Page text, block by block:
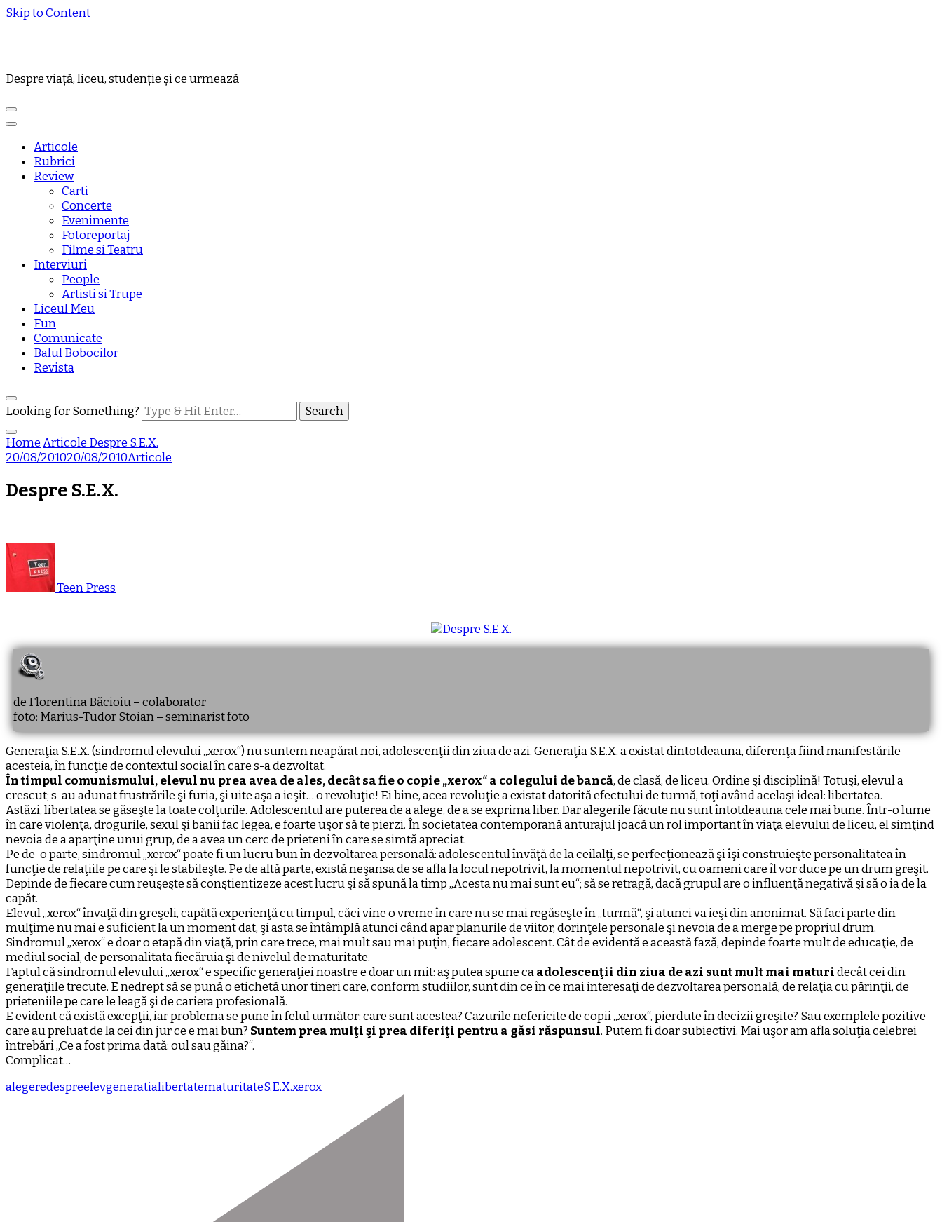
Skip to Content
Despre viață, liceu, studenție și ce urmează
Articole
Rubrici
Review
Carti
Concerte
Evenimente
Fotoreportaj
Filme si Teatru
Interviuri
People
Artisti si Trupe
Liceul Meu
Fun
Comunicate
Balul Bobocilor
Revista
Looking for Something?
HomeArticole Despre S.E.X.
20/08/201020/08/2010Articole
Despre S.E.X.
Teen Press
de Florentina Băcioiu – colaborator
foto: Marius-Tudor Stoian – seminarist foto
Generaţia S.E.X. (sindromul elevului „xerox“) nu suntem neapărat noi, adolescenţii din ziua de azi. Generaţia S.E.X. a existat dintotdeauna, diferenţa fiind manifestările
acesteia, în funcţie de contextul social în care s-a dezvoltat.
În timpul comunismului, elevul nu prea avea de ales, decât sa fie o copie „xerox“ a colegului de bancă, de clasă, de liceu. Ordine şi disciplină! Totuşi, elevul a
crescut; s-au adunat frustrările şi furia, şi uite aşa a ieşit… o revoluţie! Ei bine, acea revoluţie a existat datorită efectului de turmă, toţi având acelaşi ideal: libertatea.
Astăzi, libertatea se găseşte la toate colţurile. Adolescentul are puterea de a alege, de a se exprima liber. Dar alegerile făcute nu sunt întotdeauna cele mai bune. Într-o lume
în care violenţa, drogurile, sexul şi banii fac legea, e foarte uşor să te pierzi. În societatea contemporană anturajul joacă un rol important în viaţa elevului de liceu, el simţind
nevoia de a aparţine unui grup, de a avea un cerc de prieteni în care se simtă apreciat.
Pe de-o parte, sindromul „xerox“ poate fi un lucru bun în dezvoltarea personală: adolescentul învăţă de la ceilalţi, se perfecţionează şi îşi construieşte personalitatea în
funcţie de relaţiile pe care şi le stabileşte. Pe de altă parte, există neşansa de se afla la locul nepotrivit, la momentul nepotrivit, cu oameni care îl vor duce pe un drum greşit.
Depinde de fiecare cum reuşeşte să conştientizeze acest lucru şi să spună la timp „Acesta nu mai sunt eu“; să se retragă, dacă grupul are o influenţă negativă şi să o ia de la
capăt.
Elevul „xerox“ învaţă din greşeli, capătă experienţă cu timpul, căci vine o vreme în care nu se mai regăseşte în „turmă“, şi atunci va ieşi din anonimat. Să faci parte din
mulţime nu mai e suficient la un moment dat, şi asta se întâmplă atunci când apar planurile de viitor, dorinţele personale şi nevoia de a merge pe propriul drum.
Sindromul „xerox“ e doar o etapă din viaţă, prin care trece, mai mult sau mai puţin, fiecare adolescent. Cât de evidentă e această fază, depinde foarte mult de educaţie, de
mediul social, de personalitata fiecăruia şi de nivelul de maturitate.
Faptul că sindromul elevului „xerox“ e specific generaţiei noastre e doar un mit: aş putea spune caadolescenţii din ziua de azi sunt mult mai maturidecât cei din
generaţiile trecute. E nedrept să se pună o etichetă unor tineri care, conform studiilor, sunt din ce în ce mai interesaţi de dezvoltarea personală, de relaţia cu părinţii, de
prieteniile pe care le leagă şi de cariera profesională.
E evident că există excepţii, iar problema se pune în felul următor: care sunt acestea? Cazurile nefericite de copii „xerox“, pierdute în decizii greşite? Sau exemplele pozitive
care au preluat de la cei din jur ce e mai bun? Suntem prea mulţi şi prea diferiţi pentru a găsi răspunsul. Putem fi doar subiectivi. Mai uşor am afla soluţia celebrei
întrebări „Ce a fost prima dată: oul sau găina?“.
Complicat…
alegeredespreelevgeneratialibertatematuritateS.E.X.xerox